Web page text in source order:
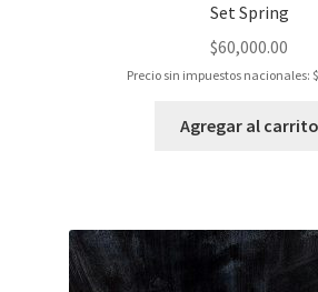
Set Spring
$60,000.00
Precio sin impuestos nacionales: $
Agregar al carrito